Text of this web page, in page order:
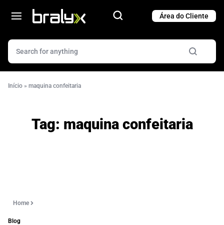
Início » maquina confeitaria
Tag: maquina confeitaria
Home
Blog